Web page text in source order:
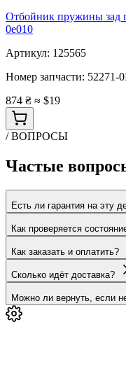
Отбойник пружины зад
0e010
Артикул: 125565
Номер запчасти: 52271-
874 ₴ ≈ $19
/ ВОПРОСЫ
Частые
Есть ли гарантия на эту
Как проверяется
Как заказать и оплатить?
Сколько идёт доставка?
Можно ли вернуть, если